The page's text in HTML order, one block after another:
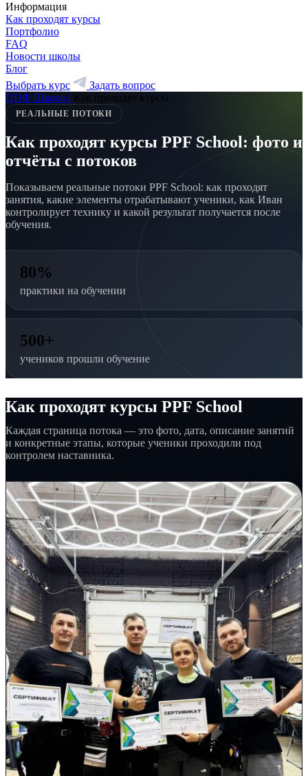
Информация
Как проходят курсы
Портфолио
FAQ
Новости школы
Блог
Выбрать курс
Задать вопрос
ППФ Школа / Как проходят курсы
РЕАЛЬНЫЕ ПОТОКИ
Как проходят курсы PPF School: фото и
отчёты с потоков
Показываем реальные потоки PPF School: как проходят
занятия, какие элементы отрабатывают ученики, как Иван
контролирует технику и какой результат получается после
обучения.
80%
практики на обучении
500+
учеников прошли обучение
Как проходят курсы PPF School
Каждая страница потока — это фото, дата, описание занятий
и конкретные этапы, которые ученики проходили под
контролем наставника.